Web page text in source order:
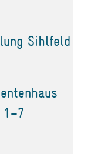
Sihlfeld